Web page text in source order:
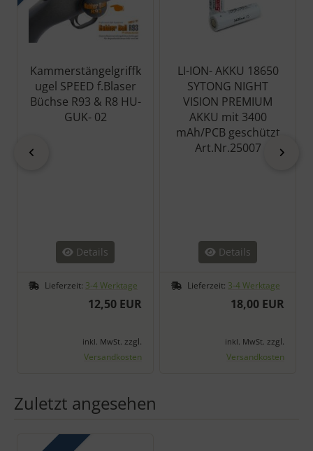
Kammerstängelgriffk
ugel SPEED f.Blaser
Büchse R93 & R8 HU-
GUK- 02
Details
Lieferzeit: 3-4 Werktage
12,50 EUR
inkl. MwSt. zzgl.
Versandkosten
LI-ION- AKKU 18650
SYTONG NIGHT
VISION PREMIUM
AKKU mit 3400
mAh/PCB geschützt
Art.Nr.25007
Details
Lieferzeit: 3-4 Werktage
18,00 EUR
inkl. MwSt. zzgl.
Versandkosten
Zuletzt angesehen
Es folgt ein Produktslider - navigieren Sie mit der Tab-Taste